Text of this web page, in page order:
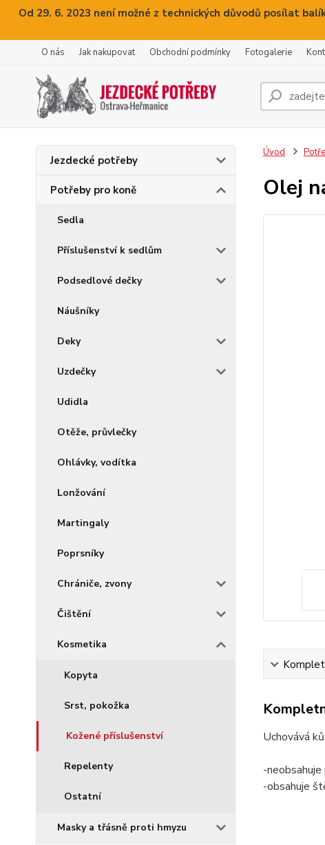
Od 29. 6. 2023 není možné z technických důvodů posílat
O nás Jak nakupovat Obchodní podmínky Fotogalerie
Jezdecké potřeby
Potřeby pro koně
Sedla
Příslušenství k sedlům
Podsedlové dečky
Náušníky
Deky
Uzdečky
Udidla
Otěže, průvlečky
Ohlávky, vodítka
Lonžování
Martingaly
Poprsníky
Chrániče, zvony
Čištění
Kosmetika
Kopyta
Srst, pokožka
Kožené příslušenství
Repelenty
Ostatní
Masky a třásně proti hmyzu
Úvod
Olej
Uchovává
-
-obsahuje